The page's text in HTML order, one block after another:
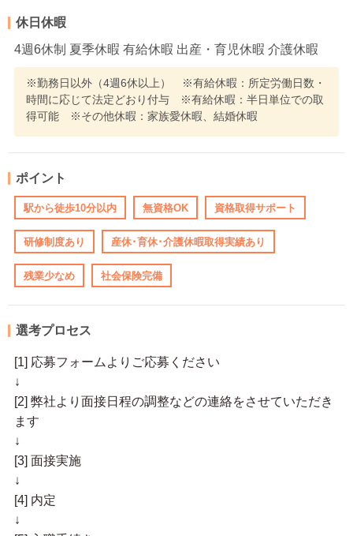
休日休暇
4週6休制 夏季休暇 有給休暇 出産・育児休暇 介護休暇
※勤務日以外（4週6休以上） ※有給休暇：所定労働日数・
時間に応じて法定どおり付与 ※有給休暇：半日単位での取
得可能 ※その他休暇：家族愛休暇、結婚休暇
ポイント
駅から徒歩10分以内 無資格OK 資格取得サポート
研修制度あり 産休･育休･介護休暇取得実績あり
残業少なめ 社会保険完備
選考プロセス
[1] 応募フォームよりご応募ください
↓
[2] 弊社より面接日程の調整などの連絡をさせていただき
ます
↓
[3] 面接実施
↓
[4] 内定
↓